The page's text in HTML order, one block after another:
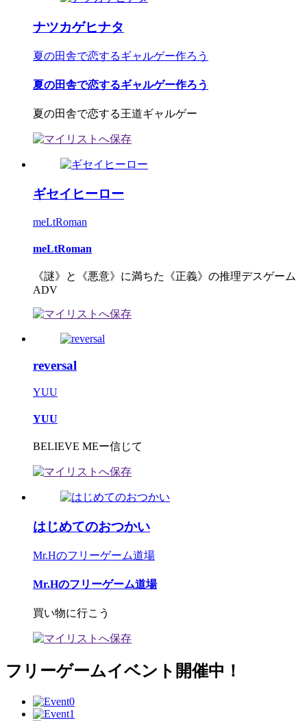
ナツカゲヒナタ
夏の田舎で恋するギャルゲー作ろう
夏の田舎で恋するギャルゲー作ろう
夏の田舎で恋する王道ギャルゲー
ギセイヒーロー
meLtRoman
meLtRoman
《謎》と《悪意》に満ちた《正義》の推理デスゲーム
ADV
reversal
YUU
YUU
BELIEVE MEー信じて
はじめてのおつかい
Mr.Hのフリーゲーム道場
Mr.Hのフリーゲーム道場
買い物に行こう
フリーゲームイベント開催中！